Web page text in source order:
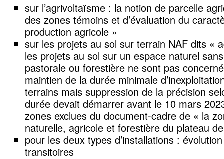
sur l’agrivoltaïsme : la notion de parcelle
des zones témoins et d’évaluation du
production agricole »
sur les projets au sol sur terrain NAF dits «
les projets au sol sur un espace naturel
pastorale ou forestière ne sont pas
maintien de la durée minimale
terrains mais suppression de la précision
durée devait démarrer avant le 10 mars
zones exclues du document-cadre de « la
naturelle, agricole et forestière du plateau
pour les deux types d’installations :
transitoires